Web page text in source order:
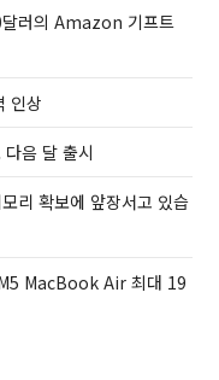
러의 Amazon 기프트
인상
음 달 출시
리 확보에 앞장서고 있습
MacBook Air 최대 19